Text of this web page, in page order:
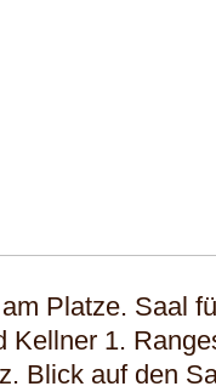
Platze. Saal
Kellner 1.
Blick auf den